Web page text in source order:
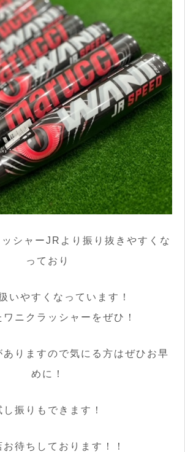
シャーJRより振り抜きやすくな
っており
いやすくなっています！
ニクラッシャーをぜひ！
りますので気にる方はぜひお早
めに！
し振りもできます！
お待ちしております！！